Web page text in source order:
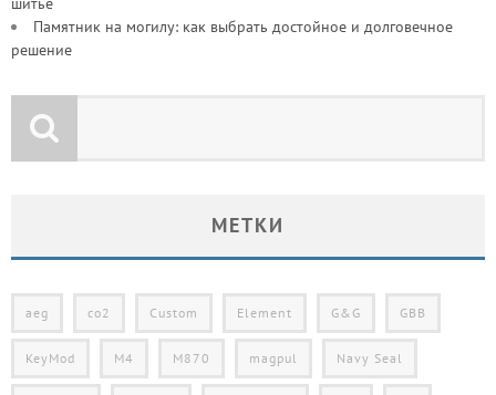
Памятник на могилу: как выбрать достойное и долговечное
решение
МЕТКИ
aeg co2 Custom Element G&G GBB
KeyMod M4 M870 magpul Navy Seal